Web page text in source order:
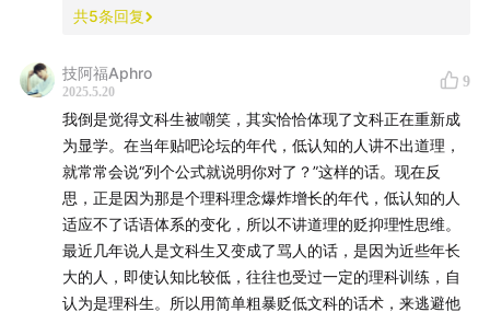
/ [美] 丹尼尔·克莱恩：《柏拉图和鸭嘴兽一起去酒吧》，
年。
所提及播客节目叫【科学星球】
www.xiaoyuzhoufm.com）
《爱因斯坦文集》，许良英，赵中立，张宣三译，商务印
书馆“汉译名著”系列。
奶牛与打字机的故事，编译自Click, Clack, Moo, Cows
共5条回复
技阿福Aphro
2025.5.20
9
我倒是觉得文科生被嘲笑，其实恰恰体现了文科正在重新成
为显学。在当年贴吧论坛的年代，低认知的人讲不出道理，
就常常会说“列个公式就说明你对了？”这样的话。现在反
思，正是因为那是个理科理念爆炸增长的年代，低认知的人
适应不了话语体系的变化，所以不讲道理的贬抑理性思维。
最近几年说人是文科生又变成了骂人的话，是因为近些年长
大的人，即使认知比较低，往往也受过一定的理科训练，自
认为是理科生。所以用简单粗暴贬低文科的话术，来逃避他